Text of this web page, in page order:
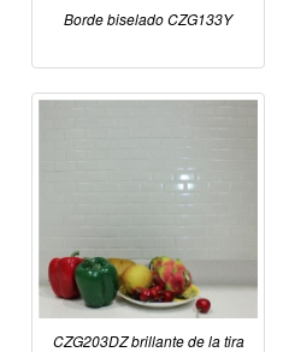
Borde biselado CZG133Y
CZG203DZ brillante de la tira